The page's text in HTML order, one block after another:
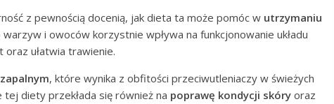
z pewnością docenią, jak dieta ta może pomóc w utrzymaniu
i owoców korzystnie wpływa na funkcjonowanie układu
ułatwia trawienie.
, które wynika z obfitości przeciwutleniaczy w świeżych
diety przekłada się również na poprawę kondycji skóry oraz